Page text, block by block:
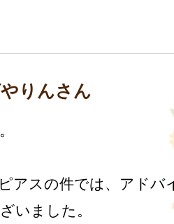
りんさん
アスの件では、アドバ
いました。